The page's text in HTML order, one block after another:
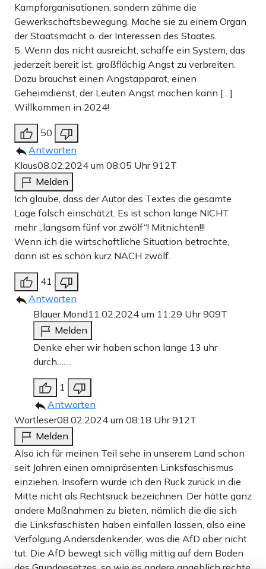
Kampforganisationen, sondern zähme die
Gewerkschaftsbewegung. Mache sie zu einem Organ
der Staatsmacht o. der Interessen des Staates.
5. Wenn das nicht ausreicht, schaffe ein System, das
jederzeit bereit ist, großflächig Angst zu verbreiten.
Dazu brauchst einen Angstapparat, einen
Geheimdienst, der Leuten Angst machen kann […]
Willkommen in 2024!
50
Antworten
Klaus08.02.2024 um 08:05 Uhr912T
Melden
Ich glaube, dass der Autor des Textes die gesamte
Lage falsch einschätzt. Es ist schon lange NICHT
mehr „langsam fünf vor zwölf“! Mitnichten!!!
Wenn ich die wirtschaftliche Situation betrachte,
dann ist es schön kurz NACH zwölf.
41
Antworten
Blauer Mond11.02.2024 um 11:29 Uhr909T
Melden
Denke eher wir haben schon lange 13 uhr
durch…….
1
Antworten
Wortleser08.02.2024 um 08:18 Uhr912T
Melden
Also ich für meinen Teil sehe in unserem Land schon
seit Jahren einen omnipräsenten Linksfaschismus
einziehen. Insofern würde ich den Ruck zurück in die
Mitte nicht als Rechtsruck bezeichnen. Der hätte ganz
andere Maßnahmen zu bieten, nämlich die die sich
die Linksfaschisten haben einfallen lassen, also eine
Verfolgung Andersdenkender, was die AfD aber nicht
tut. Die AfD bewegt sich völlig mittig auf dem Boden